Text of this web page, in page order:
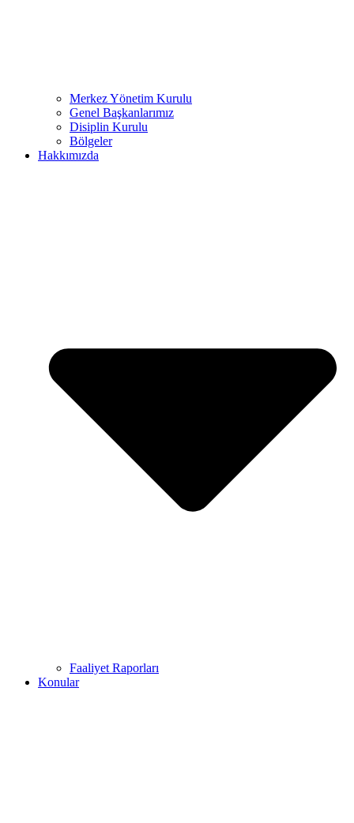
Merkez Yönetim Kurulu
Genel Başkanlarımız
Disiplin Kurulu
Bölgeler
Hakkımızda
Faaliyet Raporları
Konular